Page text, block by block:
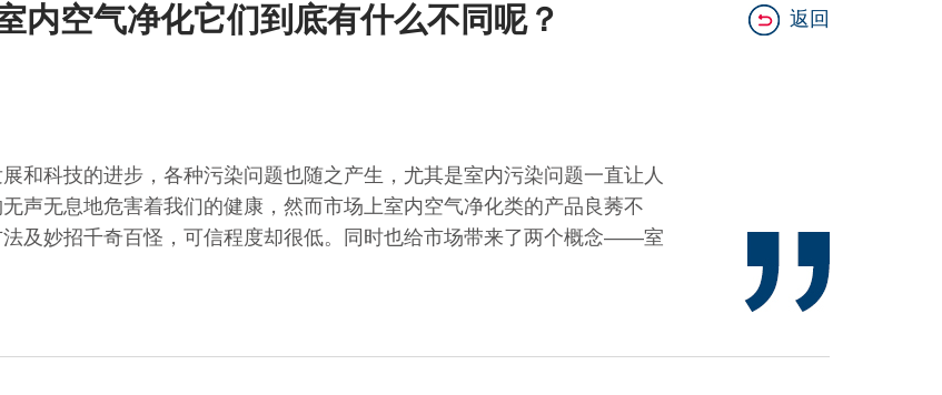
内空气净化它们到底有什么不同呢？ 返回
和科技的进步，各种污染问题也随之产生，尤其是室内污染问题一直让人
声无息地危害着我们的健康，然而市场上室内空气净化类的产品良莠不
及妙招千奇百怪，可信程度却很低。同时也给市场带来了两个概念——室